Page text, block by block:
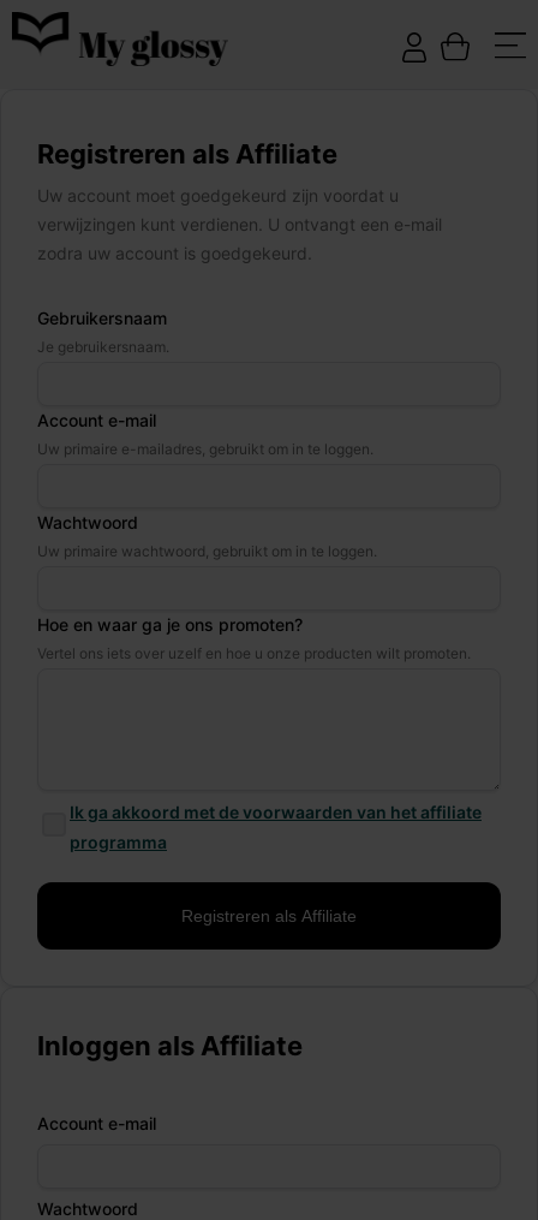
Registreren als Affiliate
Uw account moet goedgekeurd zijn voordat u
verwijzingen kunt verdienen. U ontvangt een e-mail
zodra uw account is goedgekeurd.
Gebruikersnaam
Je gebruikersnaam.
Account e-mail
Uw primaire e-mailadres, gebruikt om in te loggen.
Wachtwoord
Uw primaire wachtwoord, gebruikt om in te loggen.
Hoe en waar ga je ons promoten?
Vertel ons iets over uzelf en hoe u onze producten wilt promoten.
Ik ga akkoord met de voorwaarden van het affiliate
programma
Inloggen als Affiliate
Account e-mail
Wachtwoord